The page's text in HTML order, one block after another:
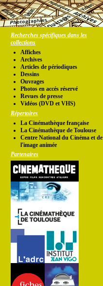
Recherches spécifiques dans les
collections
Affiches
Archives
Articles de périodiques
Dessins
Ouvrages
Photos en accés réservé
Revues de presse
Vidéos (DVD et VHS)
Répertoires
La Cinémathèque française
La Cinémathèque de Toulouse
Centre National du Cinéma et de
l'image animée
Partenaires